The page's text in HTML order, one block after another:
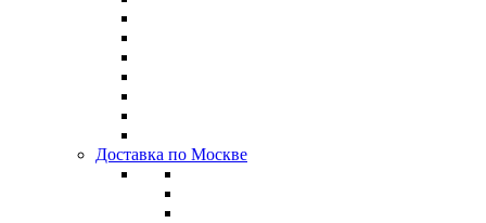
Доставка по Москве